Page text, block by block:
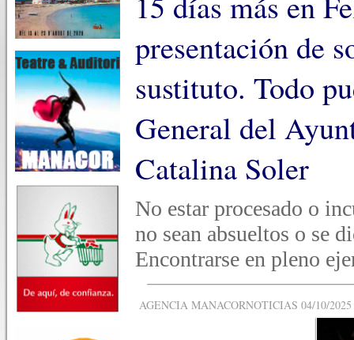
presentación de
sustituto. Todo
General del
Catalina Soler
No estar procesado o
no sean absueltos o se
Encontrarse en pleno
AGENCIA MANACORNOTICIAS 04/10/